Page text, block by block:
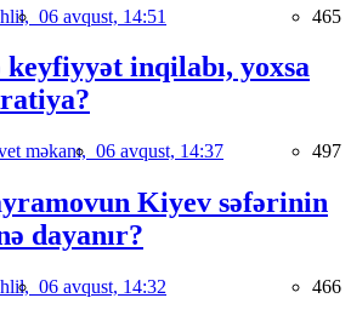
06 avqust, 14:51 465
inqilabı, yoxsa
məkanı, 06 avqust, 14:37 497
Kiyev səfərinin
dayanır?
06 avqust, 14:32 466